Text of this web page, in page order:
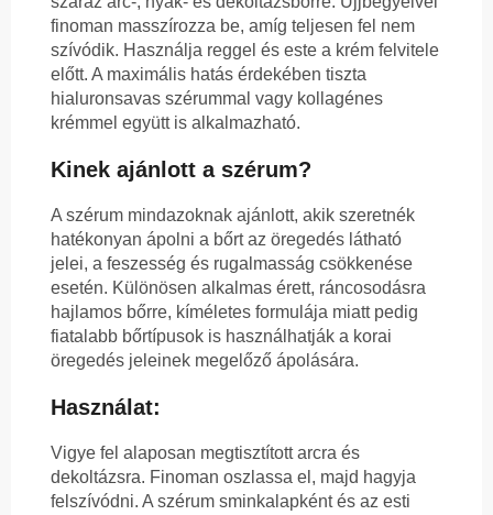
finoman masszírozza be, amíg teljesen fel nem
szívódik. Használja reggel és este a krém felvitele
előtt. A maximális hatás érdekében tiszta
hialuronsavas szérummal vagy kollagénes
krémmel együtt is alkalmazható.
Kinek ajánlott a szérum?
A szérum mindazoknak ajánlott, akik szeretnék
hatékonyan ápolni a bőrt az öregedés látható
jelei, a feszesség és rugalmasság csökkenése
esetén. Különösen alkalmas érett, ráncosodásra
hajlamos bőrre, kíméletes formulája miatt pedig
fiatalabb bőrtípusok is használhatják a korai
öregedés jeleinek megelőző ápolására.
Használat:
Vigye fel alaposan megtisztított arcra és
dekoltázsra. Finoman oszlassa el, majd hagyja
felszívódni. A szérum sminkalapként és az esti